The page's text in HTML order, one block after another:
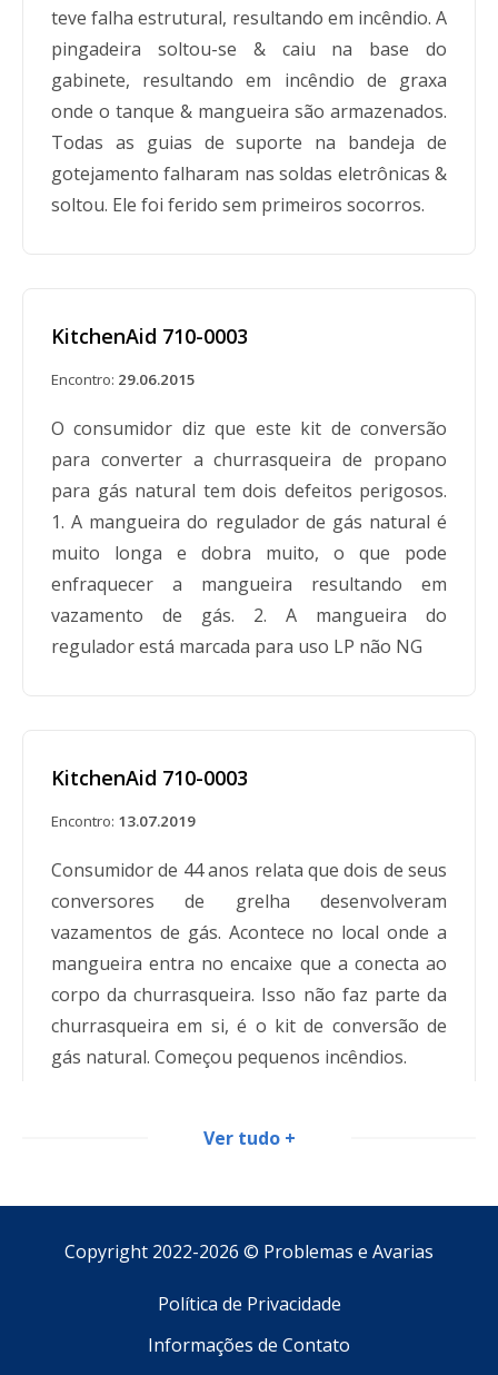
teve falha estrutural, resultando em incêndio. A
pingadeira soltou-se & caiu na base do
gabinete, resultando em incêndio de graxa
onde o tanque & mangueira são armazenados.
Todas as guias de suporte na bandeja de
gotejamento falharam nas soldas eletrônicas &
soltou. Ele foi ferido sem primeiros socorros.
KitchenAid 710-0003
Encontro: 29.06.2015
O consumidor diz que este kit de conversão
para converter a churrasqueira de propano
para gás natural tem dois defeitos perigosos.
1. A mangueira do regulador de gás natural é
muito longa e dobra muito, o que pode
enfraquecer a mangueira resultando em
vazamento de gás. 2. A mangueira do
regulador está marcada para uso LP não NG
KitchenAid 710-0003
Encontro: 13.07.2019
Consumidor de 44 anos relata que dois de seus
conversores de grelha desenvolveram
vazamentos de gás. Acontece no local onde a
mangueira entra no encaixe que a conecta ao
corpo da churrasqueira. Isso não faz parte da
churrasqueira em si, é o kit de conversão de
gás natural. Começou pequenos incêndios.
Ver tudo +
Copyright 2022-2026 © Problemas e Avarias
Política de Privacidade
Informações de Contato